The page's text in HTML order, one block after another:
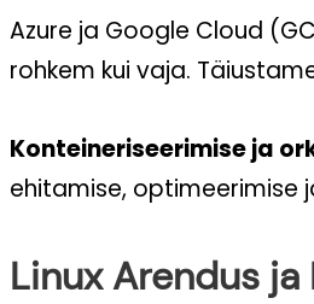
Azure ja Google Cloud
rohkem kui vaja.
Konteineriseerimise ja
ehitamise, optimeerimise
Linux Arendus